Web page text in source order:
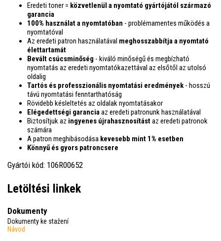
Eredeti toner = közvetlenül a nyomtató gyártójától származó
garancia
100% használat a nyomtatóban - problémamentes működés a
nyomtatóval
Az eredeti patron használatával meghosszabbítja a nyomtató
élettartamát
Bevált csúcsminőség - kiváló minőségű és megbízható
nyomtatás az eredeti nyomtatókazettával az elsőtől az utolsó
oldalig
Tartós és professzionális nyomtatási eredmények- hosszú
távú nyomtatási fenntarthatóság
Rövidebb késleltetés az oldalak nyomtatásakor
Elégedettségi garanciaaz eredeti patronunk használatával
Biztosítjuk az ingyenes újrahasznosítástaz eredeti patronok
számára
A patron meghibásodása kevesebb mint 1% esetben
Könnyű és gyors patroncsere
Gyártói kód: 106R00652
Letöltési linkek
Dokumenty
Dokumenty ke stažení
Návod